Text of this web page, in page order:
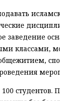
заведение
классами,
студентов.